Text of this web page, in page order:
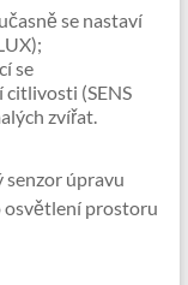
se nastaví
se
(SENS
zvířat.
úpravu
osvětlení prostoru